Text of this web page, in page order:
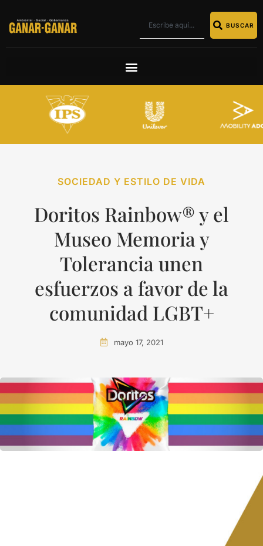
BUSCAR
SOCIEDAD Y ESTILO DE VIDA
Doritos Rainbow® y el
Museo Memoria y
Tolerancia unen
esfuerzos a favor de la
comunidad LGBT+
mayo 17, 2021